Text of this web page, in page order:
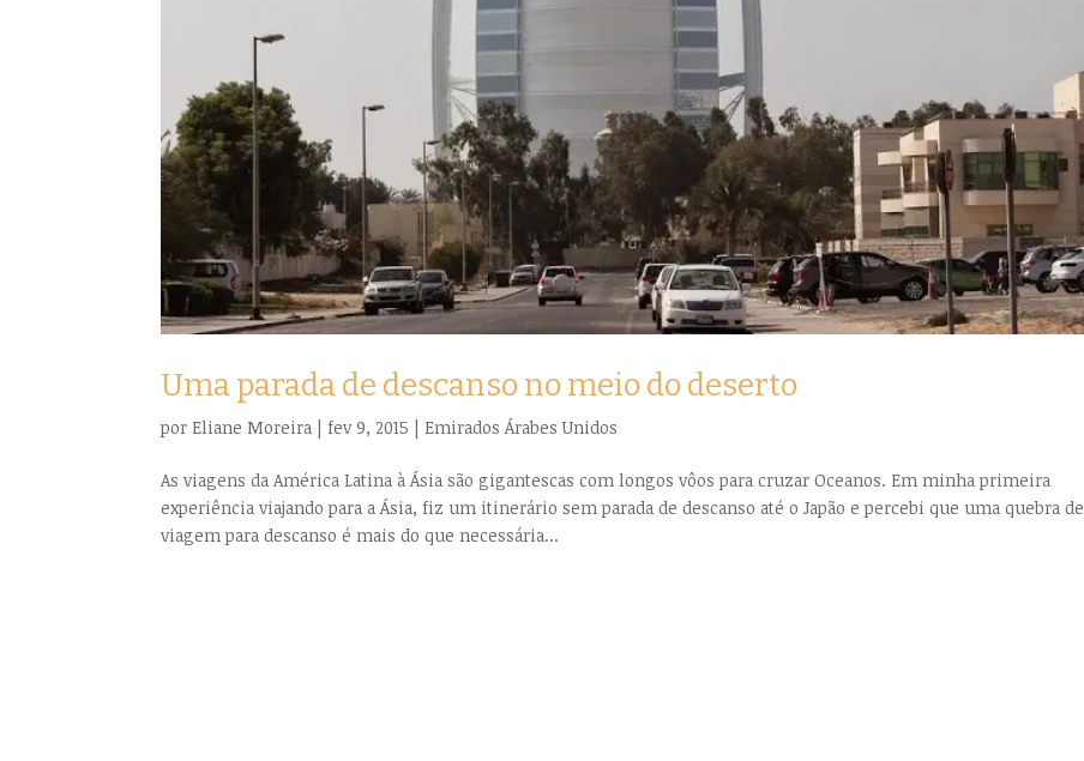
Uma parada de descanso no meio do deserto
por Eliane Moreira |fev 9, 2015 Emirados Árabes Unidos
As viagens da América Latina à Ásia são gigantescas com longos vôos para cruzar Oceanos. Em minha primeira
experiência viajando para a Ásia, fiz um itinerário sem parada de descanso até o Japão e percebi que uma quebra de
viagem para descanso é mais do que necessária...